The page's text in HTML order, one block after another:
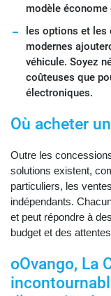
modèle économe
les options et
modernes
véhicule. Soyez
coûteuses que
électroniques.
Où acheter
Outre les
solutions existent,
particuliers, les
indépendants.
et peut répondre à
budget et des
oOvango, La